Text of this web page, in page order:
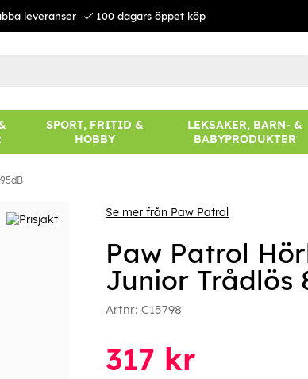
leveranser 100 dagars öppet köp
SPORT, FRITID &
HOBBY
LEKSAKER, BARN- &
BABYPRODUKTER
Se mer från Paw Patrol
Paw Patrol
Junior Trådlös
Artnr: C15798
317 kr